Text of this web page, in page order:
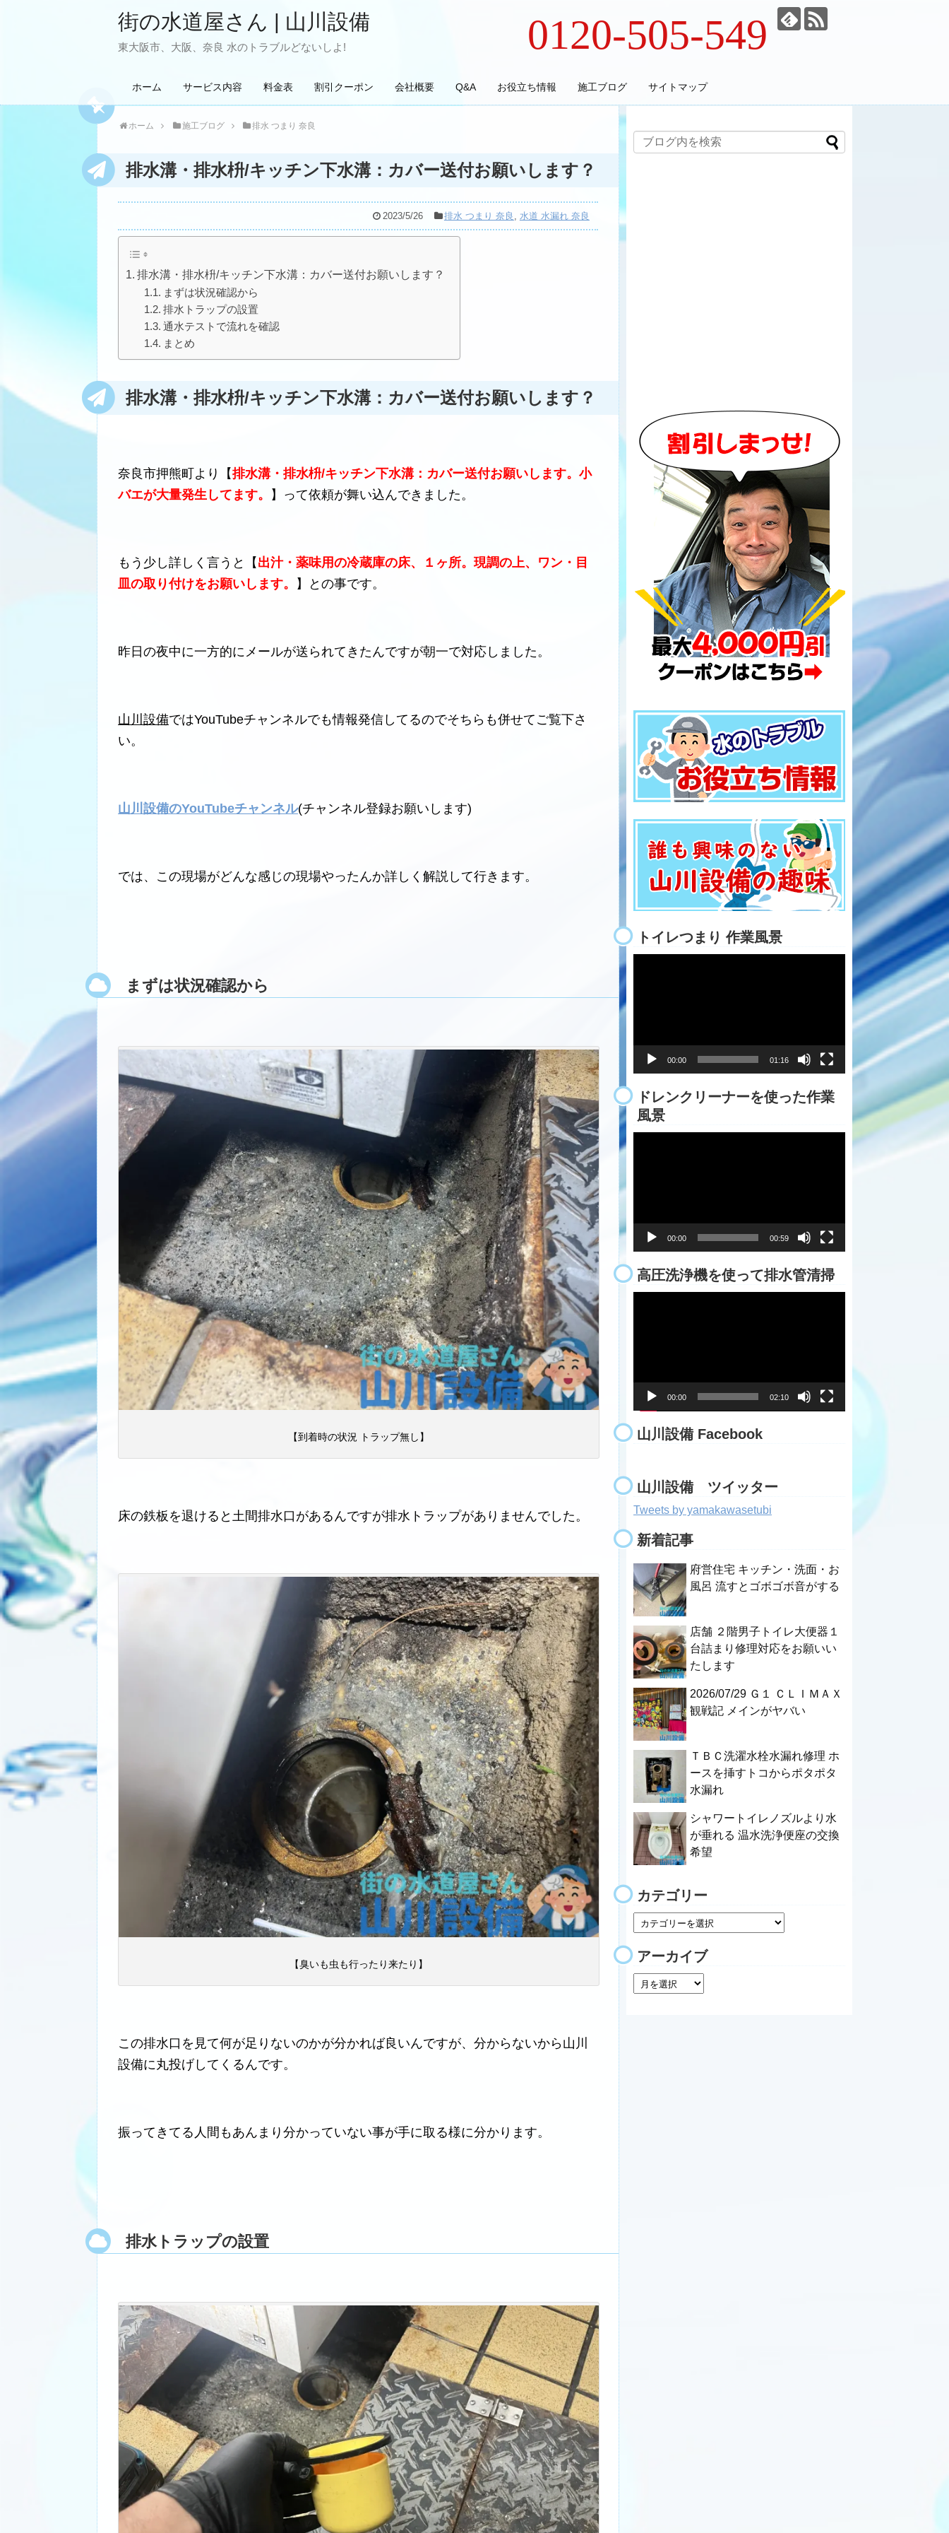
街の水道屋さん | 山川設備
東大阪市、大阪、奈良 水のトラブルどないしよ! 0120-505-549
ホーム サービス内容 料金表 割引クーポン 会社概要 Q&A お役立ち情報 施工ブログ サイトマップ
ホーム 施工ブログ 排水 つまり 奈良
排水溝・排水枡/キッチン下水溝：カバー送付お願いします？
2023/5/26 排水 つまり 奈良 , 水道 水漏れ 奈良
排水溝・排水枡/キッチン下水溝：カバー送付お願いします？
まずは状況確認から
排水トラップの設置
通水テストで流れを確認
まとめ
排水溝・排水枡/キッチン下水溝：カバー送付お願いします？
奈良市押熊町より【排水溝・排水枡/キッチン下水溝：カバー送付お願いします。小
バエが大量発生してます。
】って依頼が舞い込んできました。
もう少し詳しく言うと【 出汁・薬味用の冷蔵庫の床、１ヶ所。現調の上、ワン・目
皿の取り付けをお願いします。
】との事です。
昨日の夜中に一方的にメールが送られてきたんですが朝一で対応しました。
山川設備ではYouTubeチャンネルでも情報発信してるのでそちらも併せてご覧下さ
い。
山川設備のYouTubeチャンネル(チャンネル登録お願いします)
では、この現場がどんな感じの現場やったんか詳しく解説して行きます。
まずは状況確認から
【到着時の状況 トラップ無し】
床の鉄板を退けると土間排水口があるんですが排水トラップがありませんでした。
【臭いも虫も行ったり来たり】
この排水口を見て何が足りないのかが分かれば良いんですが、分からないから山川
設備に丸投げしてくるんです。
振ってきてる人間もあんまり分かっていない事が手に取る様に分かります。
排水トラップの設置
トイレつまり 作業風景
ー
00:00 01:16
ドレンクリーナーを使った作業
風景
ー
00:00 00:59
高圧洗浄機を使って排水管清掃
00:00 02:10
山川設備 Facebook
山川設備 ツイッター
Tweets by yamakawasetubi
新着記事
府営住宅 キッチン・洗面・お
風呂 流すとゴボゴボ音がする
店舗 ２階男子トイレ大便器１
台詰まり修理対応をお願いい
たします
2026/07/29 Ｇ１ ＣＬＩＭＡＸ
観戦記 メインがヤバい
ＴＢＣ洗濯水栓水漏れ修理 ホ
ースを挿すトコからポタポタ
水漏れ
シャワートイレノズルより水
が垂れる 温水洗浄便座の交換
希望
カテゴリー
アーカイブ